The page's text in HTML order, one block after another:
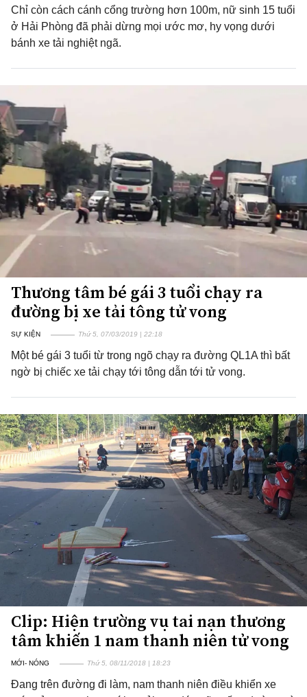
Chỉ còn cách cánh cổng trường hơn 100m, nữ sinh 15 tuổi
ở Hải Phòng đã phải dừng mọi ước mơ, hy vọng dưới
bánh xe tải nghiệt ngã.
Thương tâm bé gái 3 tuổi chạy ra
đường bị xe tải tông tử vong
SỰ KIỆN Thứ 5, 07/03/2019 | 22:18
Một bé gái 3 tuổi từ trong ngõ chạy ra đường QL1A thì bất
ngờ bị chiếc xe tải chạy tới tông dẫn tới tử vong.
Clip: Hiện trường vụ tai nạn thương
tâm khiến 1 nam thanh niên tử vong
MỚI- NÓNG Thứ 5, 08/11/2018 | 18:23
Đang trên đường đi làm, nam thanh niên điều khiển xe